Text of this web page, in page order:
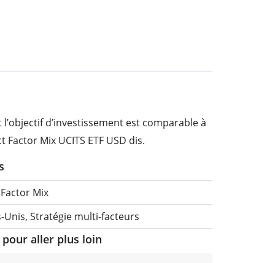
l’objectif d’investissement est comparable à
Factor Mix UCITS ETF USD dis.
Mix
Unis, Stratégie multi-facteurs
pour aller plus loin